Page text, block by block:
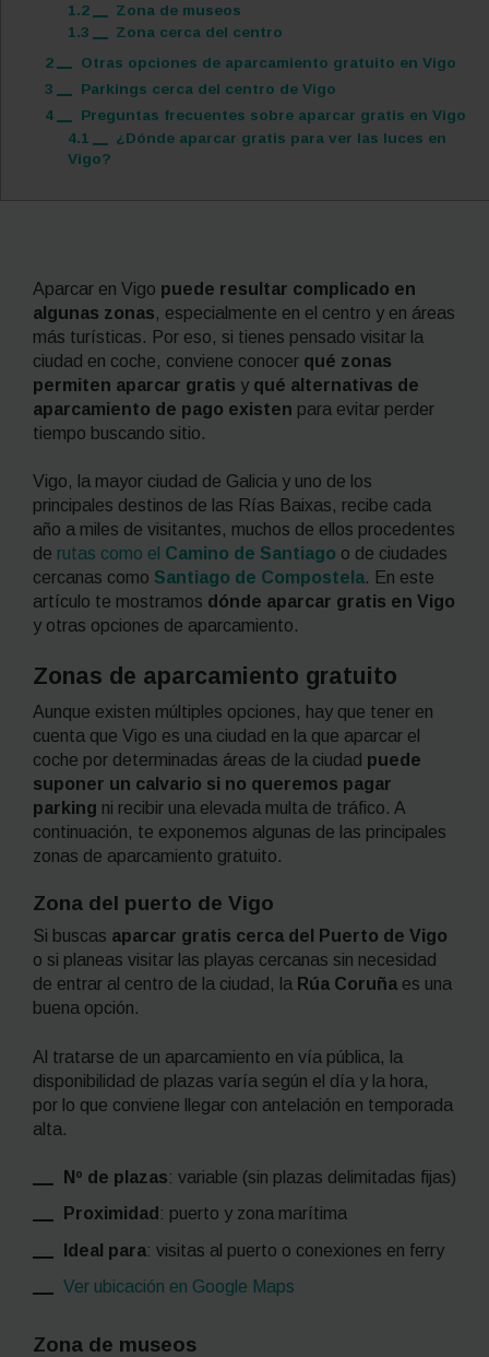
1.2
Zona de museos
1.3
Zona cerca del centro
2
Otras opciones de aparcamiento gratuito en Vigo
3
Parkings cerca del centro de Vigo
4
Preguntas frecuentes sobre aparcar gratis en Vigo
4.1
¿Dónde aparcar gratis para ver las luces en
Vigo?
Aparcar en Vigo puede resultar complicado en
algunas zonas, especialmente en el centro y en áreas
más turísticas. Por eso, si tienes pensado visitar la
ciudad en coche, conviene conocer qué zonas
permiten aparcar gratis y qué alternativas de
aparcamiento de pago existen para evitar perder
tiempo buscando sitio.
Vigo, la mayor ciudad de Galicia y uno de los
principales destinos de las Rías Baixas, recibe cada
año a miles de visitantes, muchos de ellos procedentes
de rutas como el Camino de Santiago o de ciudades
cercanas como Santiago de Compostela. En este
artículo te mostramos dónde aparcar gratis en Vigo
y otras opciones de aparcamiento.
Zonas de aparcamiento gratuito
Aunque existen múltiples opciones, hay que tener en
cuenta que Vigo es una ciudad en la que aparcar el
coche por determinadas áreas de la ciudad puede
suponer un calvario si no queremos pagar
parking ni recibir una elevada multa de tráfico. A
continuación, te exponemos algunas de las principales
zonas de aparcamiento gratuito.
Zona del puerto de Vigo
Si buscas aparcar gratis cerca del Puerto de Vigo
o si planeas visitar las playas cercanas sin necesidad
de entrar al centro de la ciudad, la Rúa Coruña es una
buena opción.
Al tratarse de un aparcamiento en vía pública, la
disponibilidad de plazas varía según el día y la hora,
por lo que conviene llegar con antelación en temporada
alta.
Nº de plazas: variable (sin plazas delimitadas fijas)
Proximidad : puerto y zona marítima
Ideal para: visitas al puerto o conexiones en ferry
Ver ubicación en Google Maps
Zona de museos